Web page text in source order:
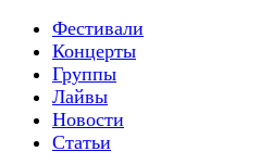
Фестивали
Концерты
Группы
Лайвы
Новости
Статьи